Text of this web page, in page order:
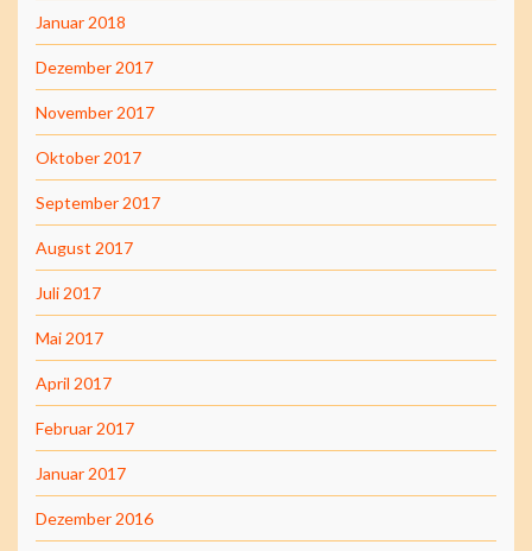
Januar 2018
Dezember 2017
November 2017
Oktober 2017
September 2017
August 2017
Juli 2017
Mai 2017
April 2017
Februar 2017
Januar 2017
Dezember 2016